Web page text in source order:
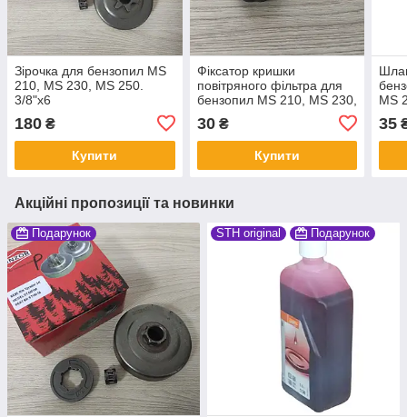
Зірочка для бензопил MS
210, MS 230, MS 250.
3/8"x6
180 ₴
Купити
Фіксатор кришки
повітряного фільтра для
бензопил MS 210, MS 230,
(11231412301)
30₴
Купити
MS
35
Акційні пропозиції та новинки
Подарунок STH original Подарунок